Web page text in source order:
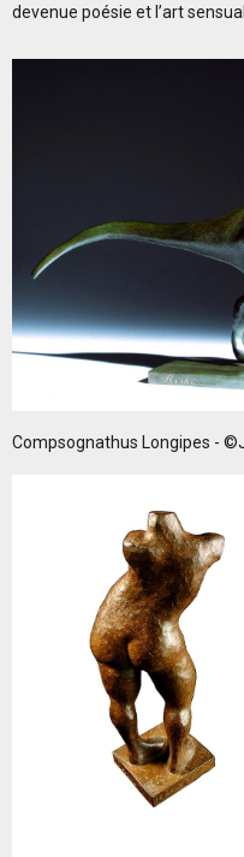
devenue poésie et l’art
Compsognathus Longipes -